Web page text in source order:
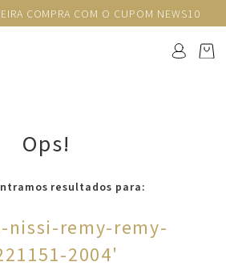
COMPRA COM O CUPOM NEWS10
Ops!
resultados para:
nissi-remy-remy-
2004'